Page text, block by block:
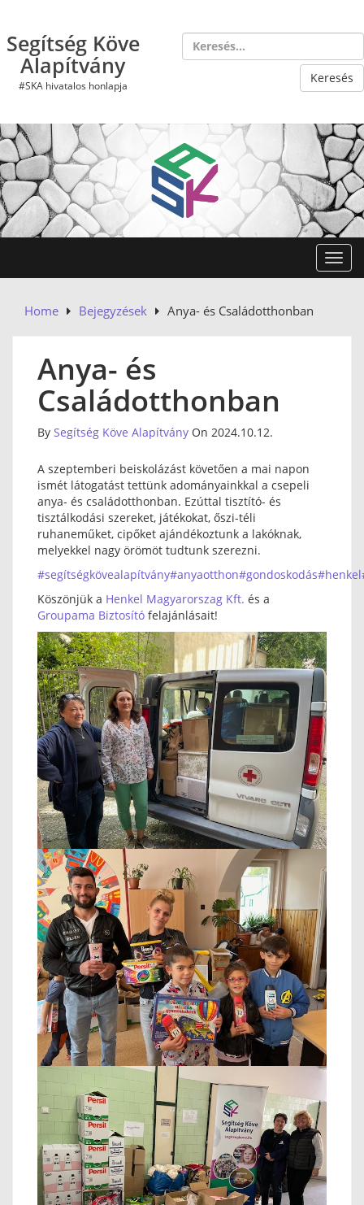
content
Segítség Köve
Alapítvány
#SKA hivatalos honlapja
Home Bejegyzések Anya- és Családotthonban
Anya- és
Családotthonban
By Segítség Köve Alapítvány On 2024.10.12.
A szeptemberi beiskolázást követően a mai napon
ismét látogatást tettünk adományainkkal a csepeli
anya- és családotthonban. Ezúttal tisztító- és
tisztálkodási szereket, játékokat, őszi-téli
ruhaneműket, cipőket ajándékoztunk a lakóknak,
melyekkel nagy örömöt tudtunk szerezni.
#segítségkövealapítvány#anyaotthon#gondoskodás#henkel
Köszönjük a Henkel Magyarorszag Kft. és a
Groupama Biztosító felajánlásait!